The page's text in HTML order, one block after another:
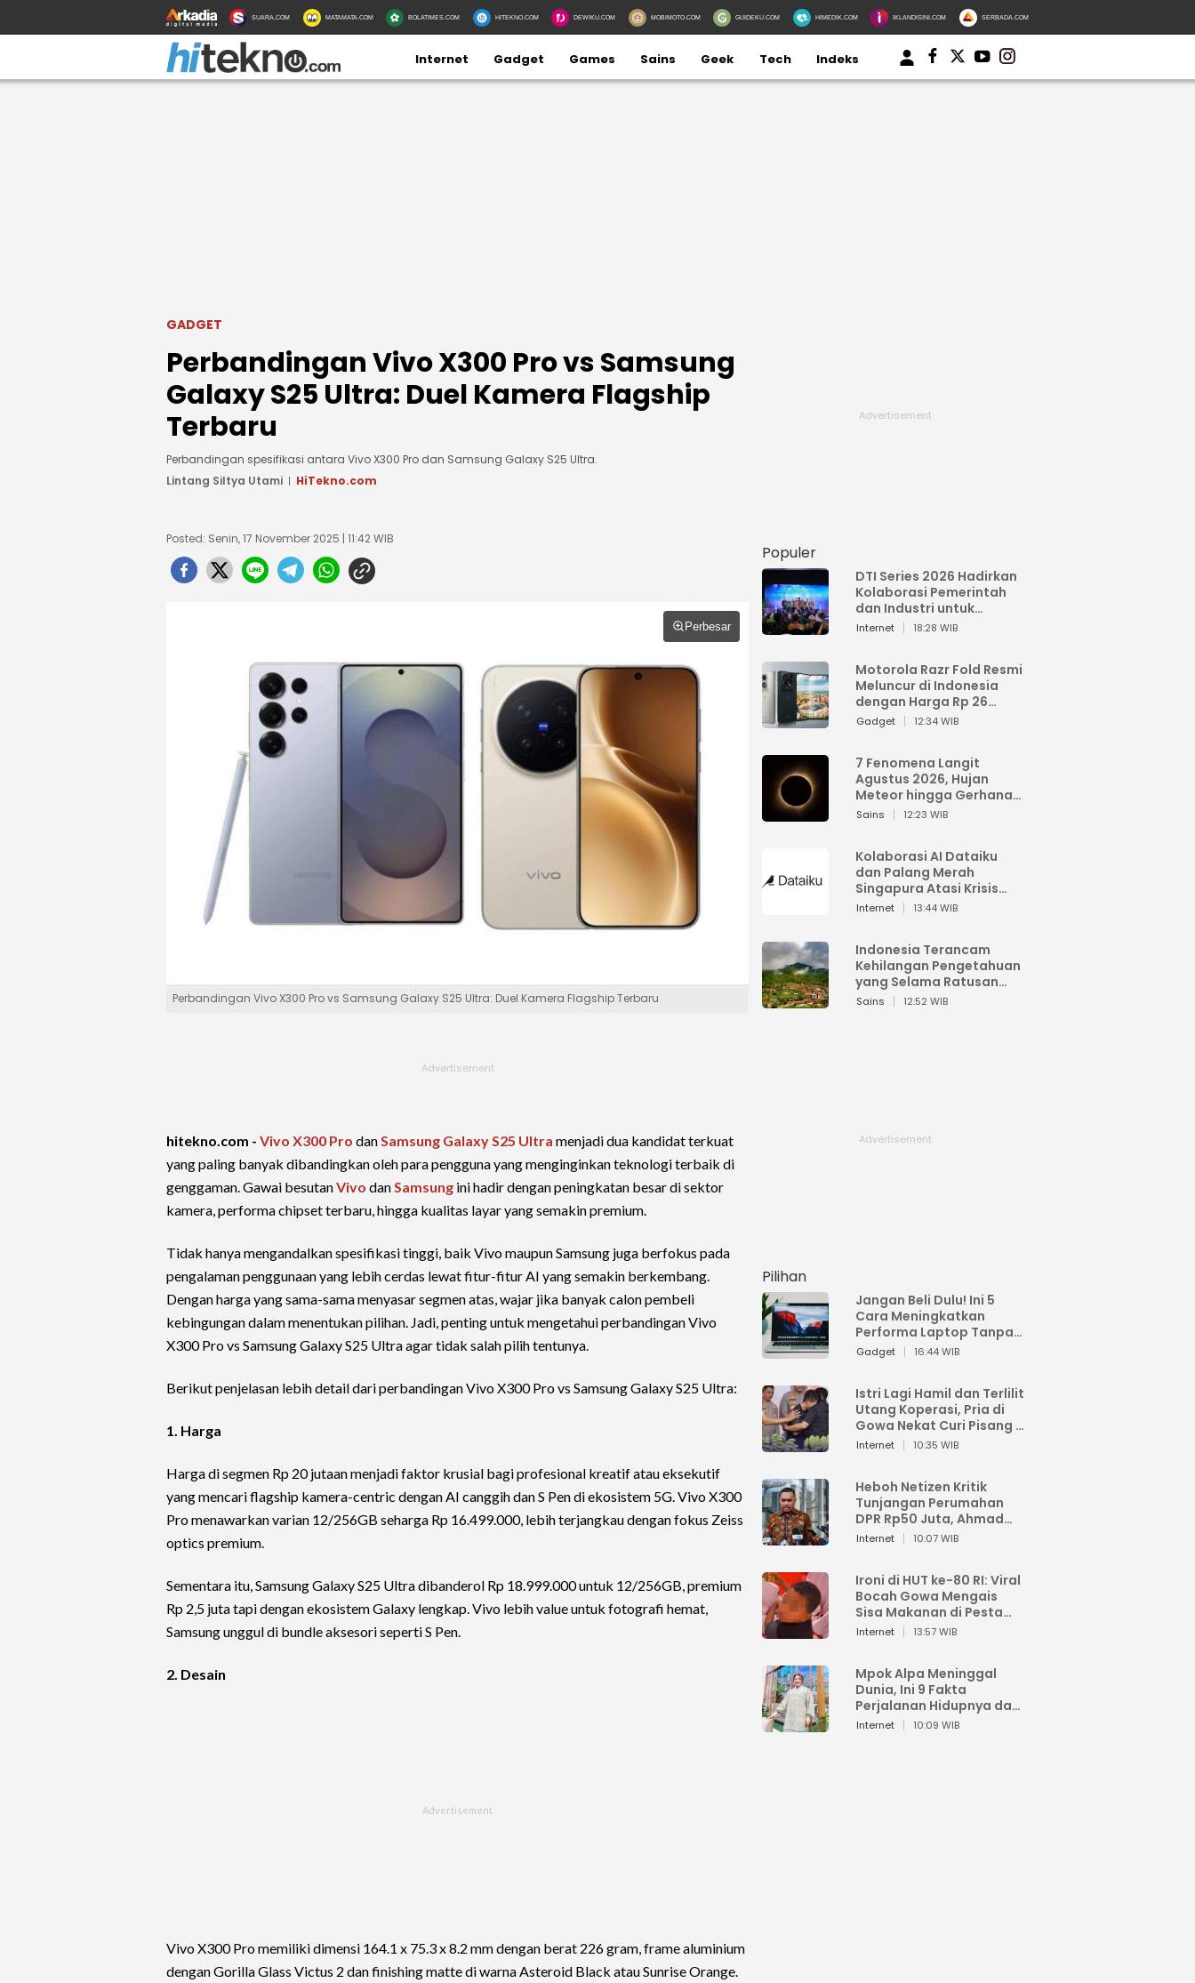
SUARA.COM MATAMATA.COM BOLATIMES.COM HITEKNO.COM DEWIKU.COM MOBIMOTO.COM GUIDEKU.COM HIMEDIK.COM IKLANDISINI.COM SERBADA.COM
Internet Gadget Games Sains Geek Tech Indeks
GADGET
Perbandingan Vivo X300 Pro vs Samsung
Galaxy S25 Ultra: Duel Kamera Flagship
Terbaru
Perbandingan spesifikasi antara Vivo X300 Pro dan Samsung Galaxy S25 Ultra.
Lintang Siltya Utami
HiTekno.com
Posted: Senin, 17 November 2025 | 11:42 WIB
Perbesar
Perbandingan Vivo X300 Pro vs Samsung Galaxy S25 Ultra: Duel Kamera Flagship Terbaru
hitekno.com - Vivo X300 Pro danSamsung Galaxy S25 Ultra menjadi dua kandidat terkuat
yang paling banyak dibandingkan oleh para pengguna yang menginginkan teknologi terbaik di
genggaman. Gawai besutanVivo danSamsung ini hadir dengan peningkatan besar di sektor
kamera, performa chipset terbaru, hingga kualitas layar yang semakin premium.
Tidak hanya mengandalkan spesifikasi tinggi, baik Vivo maupun Samsung juga berfokus pada
pengalaman penggunaan yang lebih cerdas lewat fitur-fitur AI yang semakin berkembang.
Dengan harga yang sama-sama menyasar segmen atas, wajar jika banyak calon pembeli
kebingungan dalam menentukan pilihan. Jadi, penting untuk mengetahui perbandingan Vivo
X300 Pro vs Samsung Galaxy S25 Ultra agar tidak salah pilih tentunya.
Berikut penjelasan lebih detail dari perbandingan Vivo X300 Pro vs Samsung Galaxy S25 Ultra:
1. Harga
Harga di segmen Rp 20 jutaan menjadi faktor krusial bagi profesional kreatif atau eksekutif
yang mencari flagship kamera-centric dengan AI canggih dan S Pen di ekosistem 5G. Vivo X300
Pro menawarkan varian 12/256GB seharga Rp 16.499.000, lebih terjangkau dengan fokus Zeiss
optics premium.
Sementara itu, Samsung Galaxy S25 Ultra dibanderol Rp 18.999.000 untuk 12/256GB, premium
Rp 2,5 juta tapi dengan ekosistem Galaxy lengkap. Vivo lebih value untuk fotografi hemat,
Samsung unggul di bundle aksesori seperti S Pen.
2. Desain
Vivo X300 Pro memiliki dimensi 164.1 x 75.3 x 8.2 mm dengan berat 226 gram, frame aluminium
dengan Gorilla Glass Victus 2 dan finishing matte di warna Asteroid Black atau Sunrise Orange.
Populer
DTI Series 2026 Hadirkan
Kolaborasi Pemerintah
dan Industri untuk
Percepatan
Internet 18:28 WIB
Motorola Razr Fold Resmi
Meluncur di Indonesia
dengan Harga Rp 26
Jutaan
Gadget 12:34 WIB
7 Fenomena Langit
Agustus 2026, Hujan
Meteor hingga Gerhana
Matahari
Sains 12:23 WIB
Kolaborasi AI Dataiku
dan Palang Merah
Singapura Atasi Krisis
Bencana
Internet 13:44 WIB
Indonesia Terancam
Kehilangan Pengetahuan
yang Selama Ratusan
Tahun Menjaga Alam
Sains 12:52 WIB
Pilihan
Jangan Beli Dulu! Ini 5
Cara Meningkatkan
Performa Laptop Tanpa
Harus Beli Baru
Gadget 16:44 WIB
Istri Lagi Hamil dan Terlilit
Utang Koperasi, Pria di
Gowa Nekat Curi Pisang 4
Tandan Milik Tetangga,
Internet 10:35 WIB
Heboh Netizen Kritik
Tunjangan Perumahan
DPR Rp50 Juta, Ahmad
Sahroni: Enggak Senang
Internet 10:07 WIB
Ironi di HUT ke-80 RI: Viral
Bocah Gowa Mengais
Sisa Makanan di Pesta
Kemerdekaan
Internet 13:57 WIB
Mpok Alpa Meninggal
Dunia, Ini 9 Fakta
Perjalanan Hidupnya dari
Viral hingga Puncak
Internet 10:09 WIB